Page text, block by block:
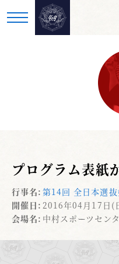
プログラム表紙
行事名: 第14回 全日本選
開催日: 2016年04月17日(
会場名: 中村スポーツセン